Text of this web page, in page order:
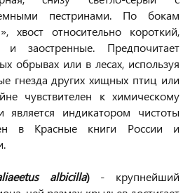
пестринами. По бокам
хвост относительно короткий,
заостренные. Предпочитает
обрывах или в лесах, используя
гнезда других хищных птиц или
чувствителен к химическому
является индикатором чистоты
в Красные книги России и
albicilla)- крупнейший